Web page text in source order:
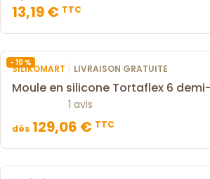
13,19 € TTC
- 10 %
SILIKOMART | LIVRAISON GRATUITE
Moule en silicone Tortaflex 6
1 avis
dès 129,06 € TTC